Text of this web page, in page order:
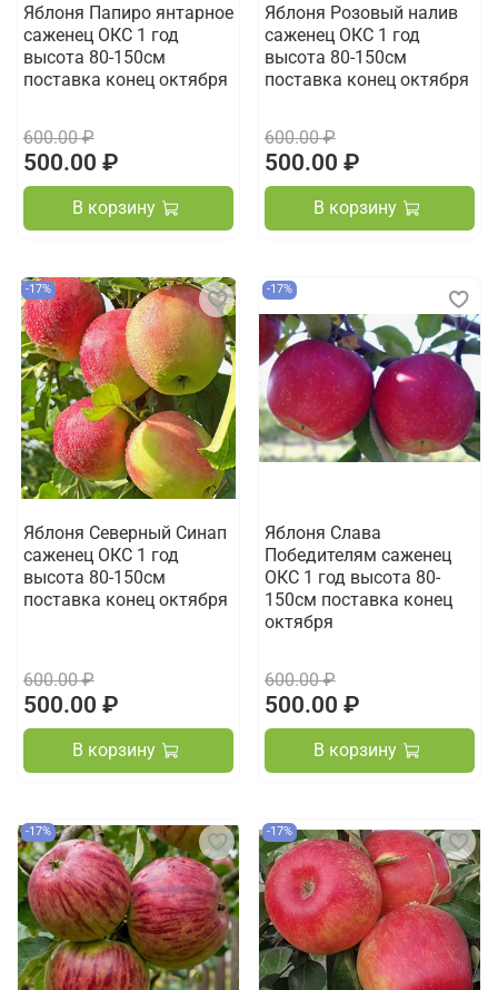
Яблоня Папиро янтарное
саженец ОКС 1 год
высота 80-150см
поставка конец октября
600.00 ₽
500.00 ₽
В корзину
Яблоня Розовый налив
саженец ОКС 1 год
высота 80-150см
поставка конец октября
600.00 ₽
500.00 ₽
В корзину
-17%
Яблоня Северный Синап
саженец ОКС 1 год
высота 80-150см
поставка конец октября
600.00 ₽
500.00 ₽
В корзину
-17%
Яблоня Слава
Победителям саженец
ОКС 1 год высота 80-
150см поставка конец
октября
600.00 ₽
500.00 ₽
В корзину
-17% -17%